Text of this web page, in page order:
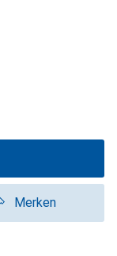
Merken